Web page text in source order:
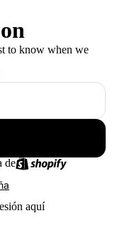
to know when we
de
aquí